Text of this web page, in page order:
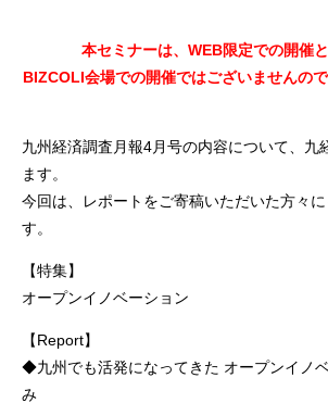
本セミナーは、WEB限定での開催と
BIZCOLI会場での開催ではございませんので
九州経済調査月報4月号の内容について、九
ます。
今回は、レポートをご寄稿いただいた方々
す。
【特集】
オープンイノベーション
【Report】
◆九州でも活発になってきた オープンイノ
み